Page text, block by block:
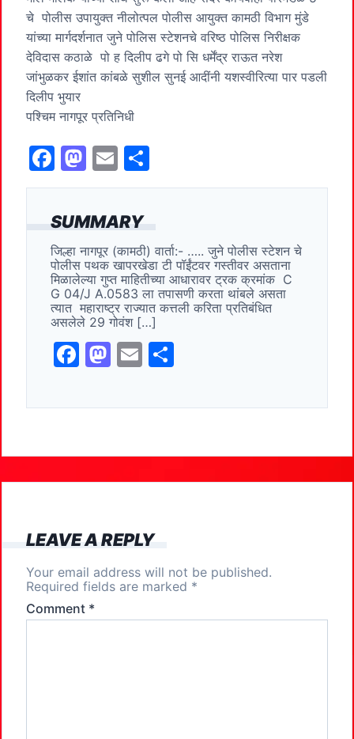
SUMMARY
जिल्हा नागपूर (कामठी) वार्ता:- ….. जुने पोलीस स्टेशन चे
पोलीस पथक खापरखेडा टी पॉईंटवर गस्तीवर असताना
मिळालेल्या गुप्त माहितीच्या आधारावर ट्रक क्रमांक C
G 04/J A.0583 ला तपासणी करता थांबले असता
त्यात महाराष्ट्र राज्यात कत्तली करिता प्रतिबंधित
असलेले 29 गोवंश […]
F
c
b
o
k
M
st
d
o
E
ai ar
चे पोलीस उपायुक्त नीलोत्पल पोलीस आयुक्त कामठी विभाग मुंडे
यांच्या मार्गदर्शनात जुने पोलिस स्टेशनचे वरिष्ठ पोलिस निरीक्षक
देविदास कठाळे पो ह दिलीप ढगे पो सि धर्मेंद्र राऊत नरेश
जांभुळकर ईशांत कांबळे सुशील सुनई आदींनी यशस्वीरित्या पार पडली
दिलीप भुयार
पश्चिम नागपूर प्रतिनिधी
F
a
c
e
b
o
o
k
M
a
st
o
d
o
n
E
m
ai
l
h
LEAVE A REPLY
Your email address will not be published.
Required fields are marked *
Comment *